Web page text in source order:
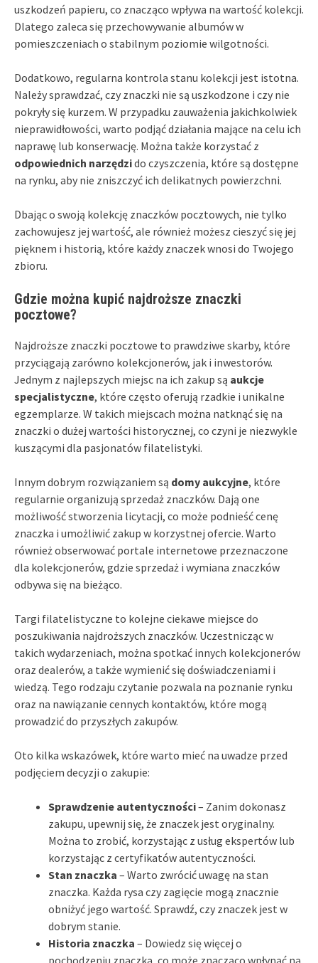
uszkodzeń papieru, co znacząco wpływa na wartość kolekcji.
Dlatego zaleca się przechowywanie albumów w
pomieszczeniach o stabilnym poziomie wilgotności.
Dodatkowo, regularna kontrola stanu kolekcji jest istotna.
Należy sprawdzać, czy znaczki nie są uszkodzone i czy nie
pokryły się kurzem. W przypadku zauważenia jakichkolwiek
nieprawidłowości, warto podjąć działania mające na celu ich
naprawę lub konserwację. Można także korzystać z
odpowiednich narzędzido czyszczenia, które są dostępne
na rynku, aby nie zniszczyć ich delikatnych powierzchni.
Dbając o swoją kolekcję znaczków pocztowych, nie tylko
zachowujesz jej wartość, ale również możesz cieszyć się jej
pięknem i historią, które każdy znaczek wnosi do Twojego
zbioru.
Gdzie można kupić najdroższe znaczki
pocztowe?
Najdroższe znaczki pocztowe to prawdziwe skarby, które
przyciągają zarówno kolekcjonerów, jak i inwestorów.
Jednym z najlepszych miejsc na ich zakup są aukcje
specjalistyczne, które często oferują rzadkie i unikalne
egzemplarze. W takich miejscach można natknąć się na
znaczki o dużej wartości historycznej, co czyni je niezwykle
kuszącymi dla pasjonatów filatelistyki.
Innym dobrym rozwiązaniem są domy aukcyjne, które
regularnie organizują sprzedaż znaczków. Dają one
możliwość stworzenia licytacji, co może podnieść cenę
znaczka i umożliwić zakup w korzystnej ofercie. Warto
również obserwować portale internetowe przeznaczone
dla kolekcjonerów, gdzie sprzedaż i wymiana znaczków
odbywa się na bieżąco.
Targi filatelistyczne to kolejne ciekawe miejsce do
poszukiwania najdroższych znaczków. Uczestnicząc w
takich wydarzeniach, można spotkać innych kolekcjonerów
oraz dealerów, a także wymienić się doświadczeniami i
wiedzą. Tego rodzaju czytanie pozwala na poznanie rynku
oraz na nawiązanie cennych kontaktów, które mogą
prowadzić do przyszłych zakupów.
Oto kilka wskazówek, które warto mieć na uwadze przed
podjęciem decyzji o zakupie:
Sprawdzenie autentyczności– Zanim dokonasz
zakupu, upewnij się, że znaczek jest oryginalny.
Można to zrobić, korzystając z usług ekspertów lub
korzystając z certyfikatów autentyczności.
Stan znaczka – Warto zwrócić uwagę na stan
znaczka. Każda rysa czy zagięcie mogą znacznie
obniżyć jego wartość. Sprawdź, czy znaczek jest w
dobrym stanie.
Historia znaczka – Dowiedz się więcej o
pochodzeniu znaczka, co może znacząco wpłynąć na